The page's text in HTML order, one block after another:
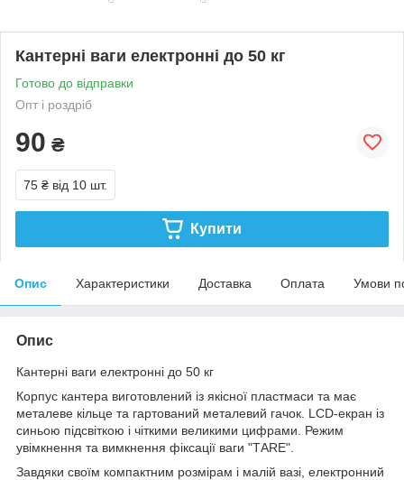
Кантерні ваги електронні до 50 кг
Готово до відправки
Опт і роздріб
90 ₴
75 ₴ від 10 шт.
Купити
Опис Характеристики Доставка Оплата Умови
Опис
Кантерні ваги електронні до 50 кг
Корпус кантера виготовлений із якісної пластмаси та має
металеве кільце та гартований металевий гачок. LCD-екран із
синьою підсвіткою і чіткими великими цифрами. Режим
увімкнення та вимкнення фіксації ваги "ТАRE".
Завдяки своїм компактним розмірам і малій вазі, електронний